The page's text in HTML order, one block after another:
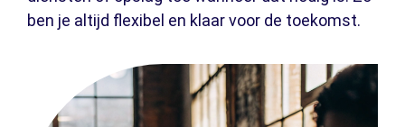
ben je altijd flexibel en klaar voor de toekomst.